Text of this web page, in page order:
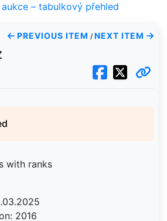
– tabulkový přehled
PREVIOUS ITEM / NEXT ITEM
with ranks
2016